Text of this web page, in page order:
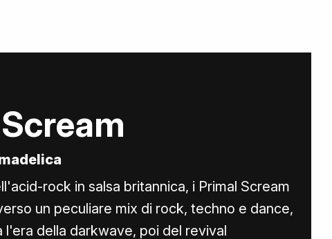
rock in salsa britannica, i Primal Scream
un peculiare mix di rock, techno e dance,
l'era della darkwave, poi del revival